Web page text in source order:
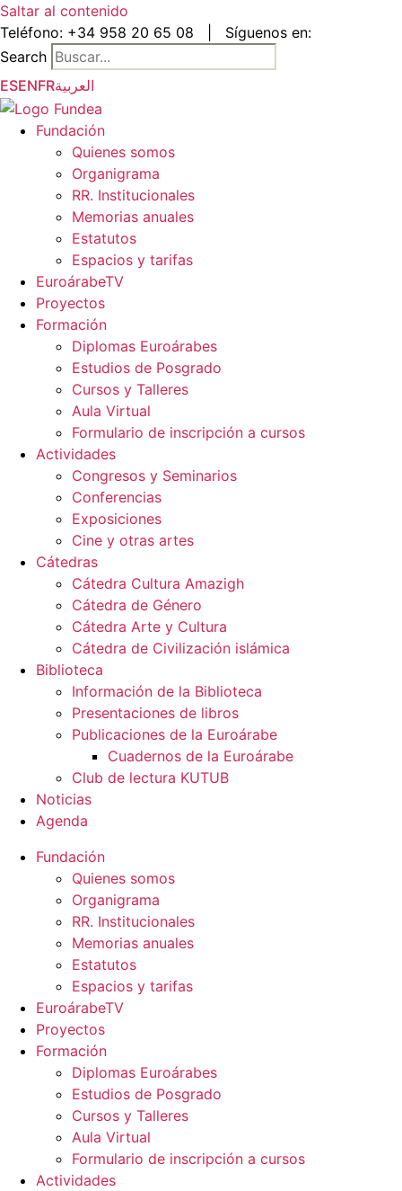
Saltar al contenido
Teléfono: +34 958 20 65 08
Síguenos en:
Search
ESENFRالعربية
Fundación
Quienes somos
Organigrama
RR. Institucionales
Memorias anuales
Estatutos
Espacios y tarifas
EuroárabeTV
Proyectos
Formación
Diplomas Euroárabes
Estudios de Posgrado
Cursos y Talleres
Aula Virtual
Formulario de inscripción a cursos
Actividades
Congresos y Seminarios
Conferencias
Exposiciones
Cine y otras artes
Cátedras
Cátedra Cultura Amazigh
Cátedra de Género
Cátedra Arte y Cultura
Cátedra de Civilización islámica
Biblioteca
Información de la Biblioteca
Presentaciones de libros
Publicaciones de la Euroárabe
Cuadernos de la Euroárabe
Club de lectura KUTUB
Noticias
Agenda
Fundación
Quienes somos
Organigrama
RR. Institucionales
Memorias anuales
Estatutos
Espacios y tarifas
EuroárabeTV
Proyectos
Formación
Diplomas Euroárabes
Estudios de Posgrado
Cursos y Talleres
Aula Virtual
Formulario de inscripción a cursos
Actividades